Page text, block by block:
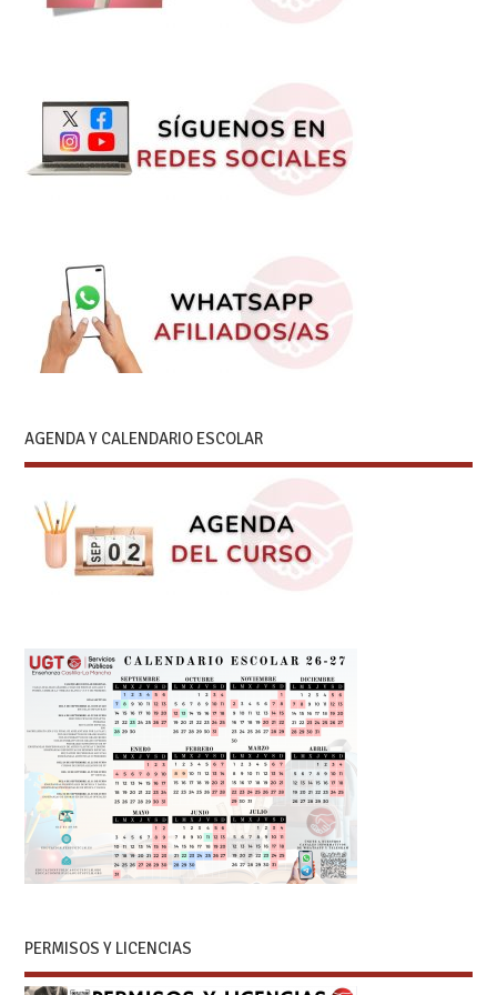
AGENDA Y CALENDARIO ESCOLAR
PERMISOS Y LICENCIAS